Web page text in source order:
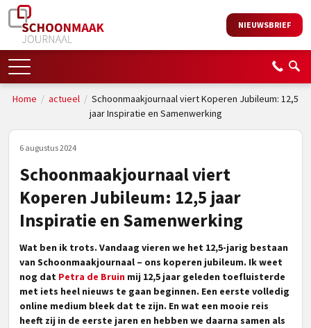
NIEUWSBRIEF
Home / actueel / Schoonmaakjournaal viert Koperen Jubileum: 12,5
jaar Inspiratie en Samenwerking
6 augustus 2024
Schoonmaakjournaal viert
Koperen Jubileum: 12,5 jaar
Inspiratie en Samenwerking
Wat ben ik trots. Vandaag vieren we het 12,5-jarig bestaan
van Schoonmaakjournaal – ons koperen jubileum. Ik weet
nog dat Petra de Bruin mij 12,5 jaar geleden toefluisterde
met iets heel nieuws te gaan beginnen. Een eerste volledig
online medium bleek dat te zijn. En wat een mooie reis
heeft zij in de eerste jaren en hebben we daarna samen als